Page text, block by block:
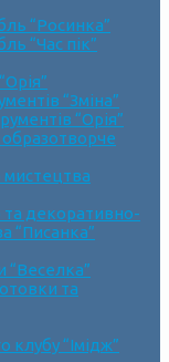
“Росинка”
“Час пік”
“Зміна”
“Орія”
мистецтва
та декоративно-
“Писанка”
“Веселка”
та
“Імідж”